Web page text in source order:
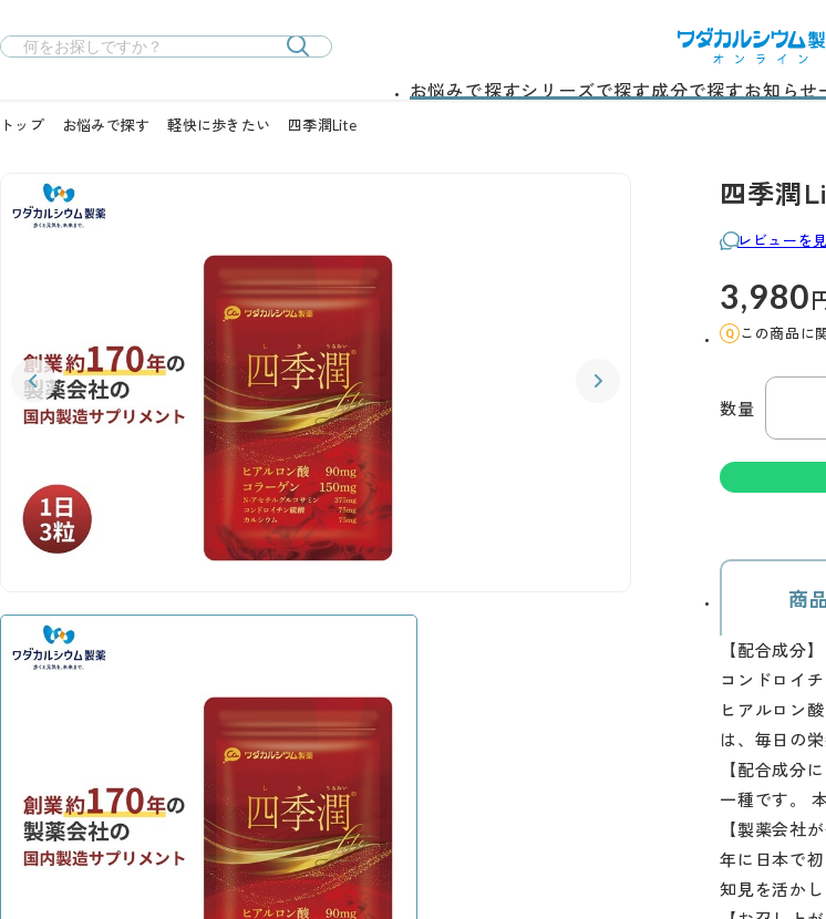
お悩みで探すシリーズで探す成分で探すお知らせ
トップ お悩みで探す 軽快に歩きたい 四季潤Lite
四季潤
レビューを
3,980
この商品に
数量
商
【配合成分
コンドロイ
ヒアルロン
は、毎日の
【配合成分
一種です。
【製薬会社
年に日本で
知見を活か